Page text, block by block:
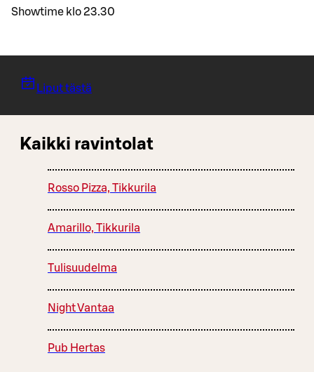
Showtime klo 23.30
Liput tästä
Kaikki ravintolat
Rosso Pizza, Tikkurila
Amarillo, Tikkurila
Tulisuudelma
Night Vantaa
Pub Hertas